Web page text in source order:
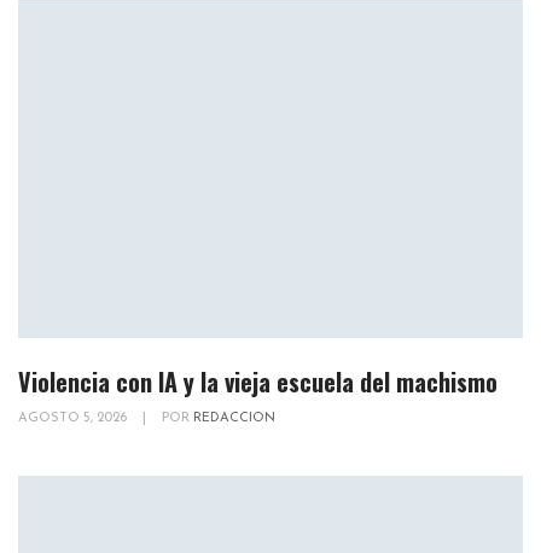
Violencia con IA y la vieja escuela del machismo
AGOSTO 5, 2026 POR REDACCION